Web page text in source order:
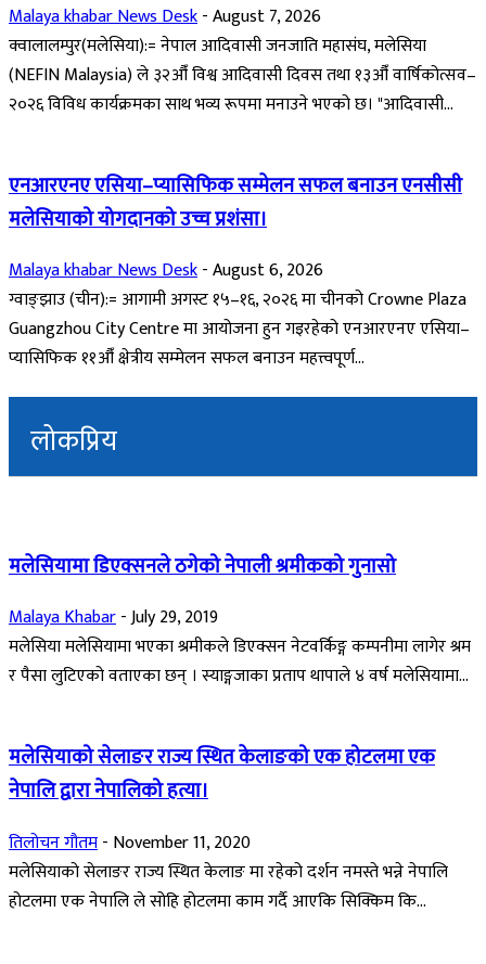
Malaya khabar News Desk-August 7, 2026
क्वालालम्पुर(मलेसिया):= नेपाल आदिवासी जनजाति महासंघ, मलेसिया
(NEFIN Malaysia) ले ३२औँ विश्व आदिवासी दिवस तथा १३औँ वार्षिकोत्सव–
२०२६ विविध कार्यक्रमका साथ भव्य रूपमा मनाउने भएको छ। "आदिवासी...
एनआरएनए एसिया–प्यासिफिक सम्मेलन सफल बनाउन एनसीसी
मलेसियाको योगदानको उच्च प्रशंसा।
Malaya khabar News Desk-August 6, 2026
ग्वाङ्झाउ (चीन):= आगामी अगस्ट १५–१६, २०२६ मा चीनको Crowne Plaza
Guangzhou City Centre मा आयोजना हुन गइरहेको एनआरएनए एसिया–
प्यासिफिक ११औँ क्षेत्रीय सम्मेलन सफल बनाउन महत्त्वपूर्ण...
लोकप्रिय
मलेसियामा डिएक्सनले ठगेको नेपाली श्रमीकको गुनासो
Malaya Khabar-July 29, 2019
मलेसिया मलेसियामा भएका श्रमीकले डिएक्सन नेटवर्किङ्ग कम्पनीमा लागेर श्रम
र पैसा लुटिएको वताएका छन् । स्याङ्गजाका प्रताप थापाले ४ वर्ष मलेसियामा...
मलेसियाको सेलाङर राज्य स्थित केलाङको एक होटलमा एक
नेपालि द्वारा नेपालिको हत्या।
तिलोचन गौतम- November 11, 2020
मलेसियाको सेलाङर राज्य स्थित केलाङ मा रहेको दर्शन नमस्ते भन्ने नेपालि
होटलमा एक नेपालि ले सोहि होटलमा काम गर्दै आएकि सिक्किम कि...